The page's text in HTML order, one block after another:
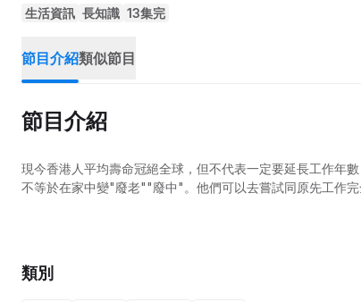
生活資訊 長知識 13集完
節目介紹類似節目
節目介紹
現今香港人平均壽命冠絕全球，但不代表一定要延長工作年
不等於在家中變"廢老""廢中"。他們可以去嘗試同原先工作
類別